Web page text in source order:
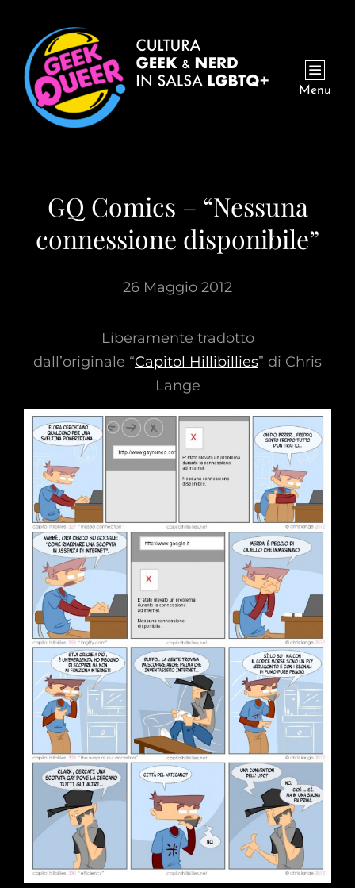
Menu
GQ Comics – “Nessuna
connessione disponibile”
26 Maggio 2012
Liberamente tradotto
dall’originale “Capitol Hillibillies” di Chris
Lange